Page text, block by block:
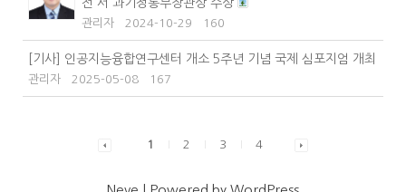
전'서 과기정통부장관상 수상
관리자 2024-10-29 160
[기사] 인공지능융합연구센터 개소 5주년 기념 국제 심포지엄 개최
관리자 2025-05-08 167
1 2 3 4